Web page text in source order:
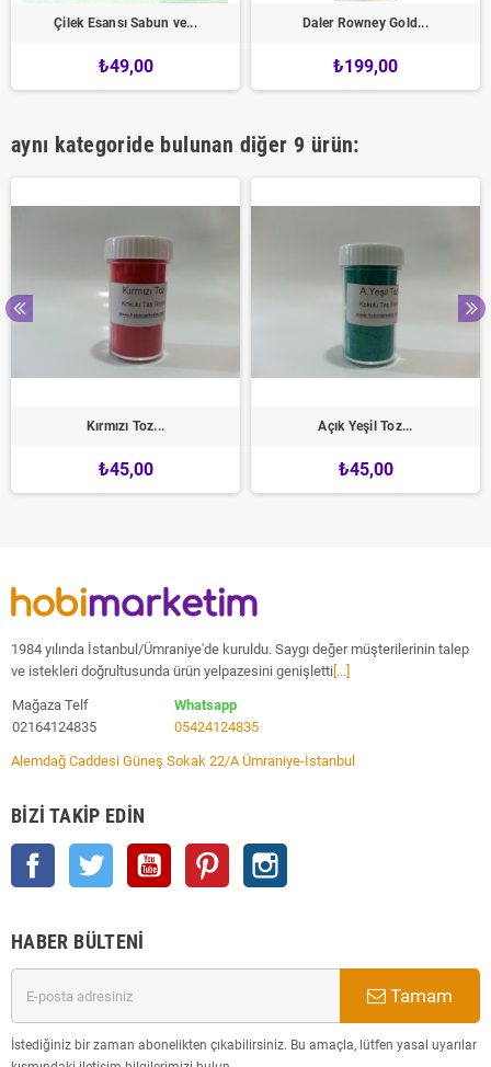
Çilek Esansı Sabun ve...
₺49,00
Daler Rowney Gold...
₺199,00
aynı kategoride bulunan diğer 9 ürün:
Kırmızı Toz...
₺45,00
Açık Yeşil Toz...
₺45,00
1984 yılında İstanbul/Ümraniye'de kuruldu. Saygı değer müşterilerinin talep
ve istekleri doğrultusunda ürün yelpazesini genişletti [...]
Mağaza Telf
02164124835
Whatsapp
05424124835
Alemdağ Caddesi Güneş Sokak 22/A Ümraniye-İstanbul
BIZI TAKIP EDIN
Facebook Twitter YouTube Pinterest
HABER BÜLTENI
Tamam
İstediğiniz bir zaman abonelikten çıkabilirsiniz. Bu amaçla, lütfen yasal uyarılar